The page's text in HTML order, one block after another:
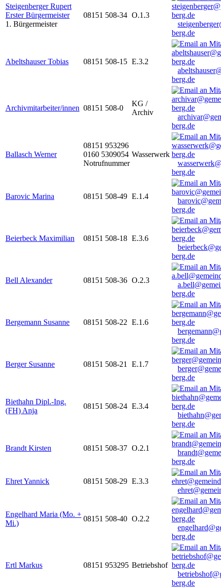
Steigenberger Rupert
Erster Bürgermeister
1. Bürgermeister
08151 508-34 O.1.3
berg.de
Abeltshauser Tobias 08151 508-15 E.3.2
berg.de
Archivmitarbeiter/innen 08151 508-0
KG /
Archiv
berg.de
Ballasch Werner
08151 953296
0160 5309054
Notrufnummer
Wasserwerk
berg.de
Barovic Marina 08151 508-49 E.1.4
berg.de
Beierbeck Maximilian 08151 508-18 E.3.6
berg.de
Bell Alexander 08151 508-36 O.2.3
berg.de
Bergemann Susanne 08151 508-22 E.1.6
berg.de
Berger Susanne 08151 508-21 E.1.7
berg.de
Biethahn Dipl.-Ing.
(FH) Anja
08151 508-24 E.3.4
berg.de
Brandt Kirsten 08151 508-37 O.2.1
berg.de
Ehret Yannick 08151 508-29 E.3.3
Engelhard Maria (Mo. +
Mi.)
08151 508-40 O.2.2
berg.de
Ertl Markus 08151 953295 Betriebshof
berg.de